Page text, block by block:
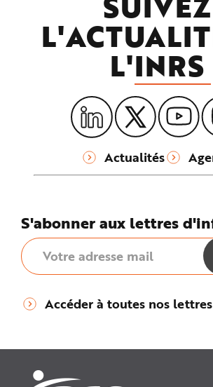
L'INRS
Actualités
S'abonner aux lettres
Accéder à toutes nos lettres